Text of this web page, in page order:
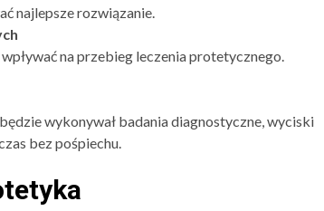
najlepsze rozwiązanie.
na przebieg leczenia protetycznego.
wykonywał badania diagnostyczne, wyciski
bez pośpiechu.